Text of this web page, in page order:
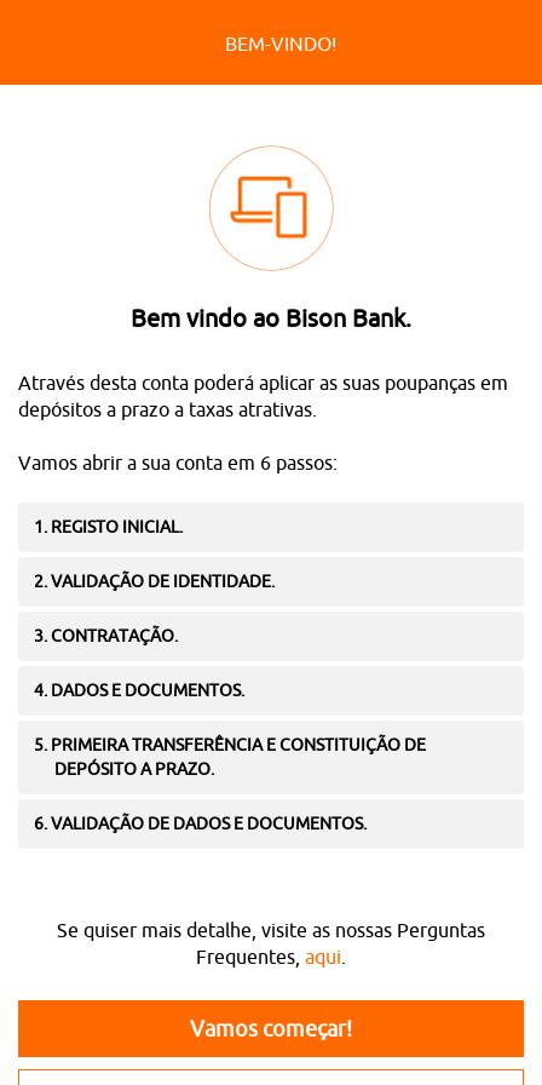
BEM-VINDO!
Bem vindo ao Bison Bank.
Através desta conta poderá aplicar as suas poupanças em
depósitos a prazo a taxas atrativas.
Vamos abrir a sua conta em 6 passos:
1. REGISTO INICIAL.
2. VALIDAÇÃO DE IDENTIDADE.
3. CONTRATAÇÃO.
4. DADOS E DOCUMENTOS.
5. PRIMEIRA TRANSFERÊNCIA E CONSTITUIÇÃO DE
DEPÓSITO A PRAZO.
6. VALIDAÇÃO DE DADOS E DOCUMENTOS.
Se quiser mais detalhe, visite as nossas Perguntas
Frequentes, aqui